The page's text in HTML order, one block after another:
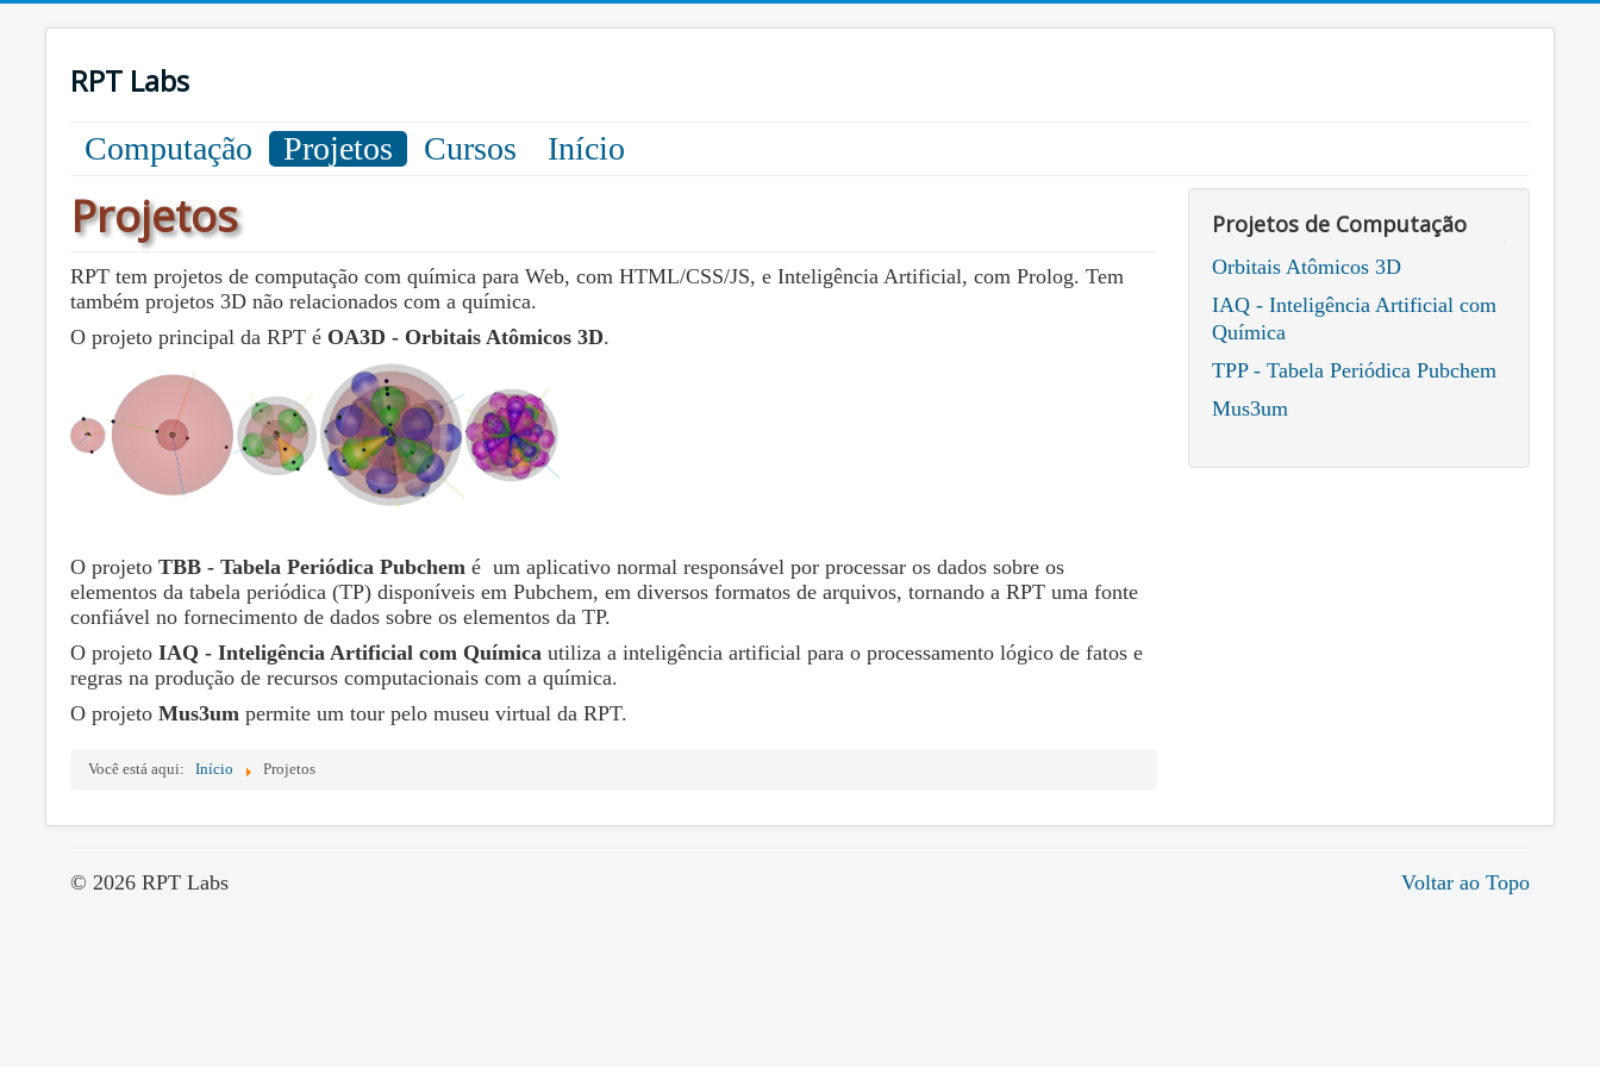
RPT Labs
Computação Projetos Cursos Início
Projetos
RPT tem projetos de computação com química para Web, com HTML/CSS/JS, e Inteligência Artificial, com Prolog. Tem
também projetos 3D não relacionados com a química.
O projeto principal da RPT é OA3D - Orbitais Atômicos 3D.
O projetoTBB - Tabela Periódica Pubchem é um aplicativo normal responsável por processar os dados sobre os
elementos da tabela periódica (TP) disponíveis em Pubchem, em diversos formatos de arquivos, tornando a RPT uma fonte
confiável no fornecimento de dados sobre os elementos da TP.
O projetoIAQ - Inteligência Artificial com Química utiliza a inteligência artificial para o processamento lógico de fatos e
regras na produção de recursos computacionais com a química.
O projetoMus3um permite um tour pelo museu virtual da RPT.
Você está aqui: Início Projetos
Projetos de Computação
Orbitais Atômicos 3D
IAQ - Inteligência Artificial com
Química
TPP - Tabela Periódica Pubchem
Mus3um
Voltar ao Topo
© 2026 RPT Labs